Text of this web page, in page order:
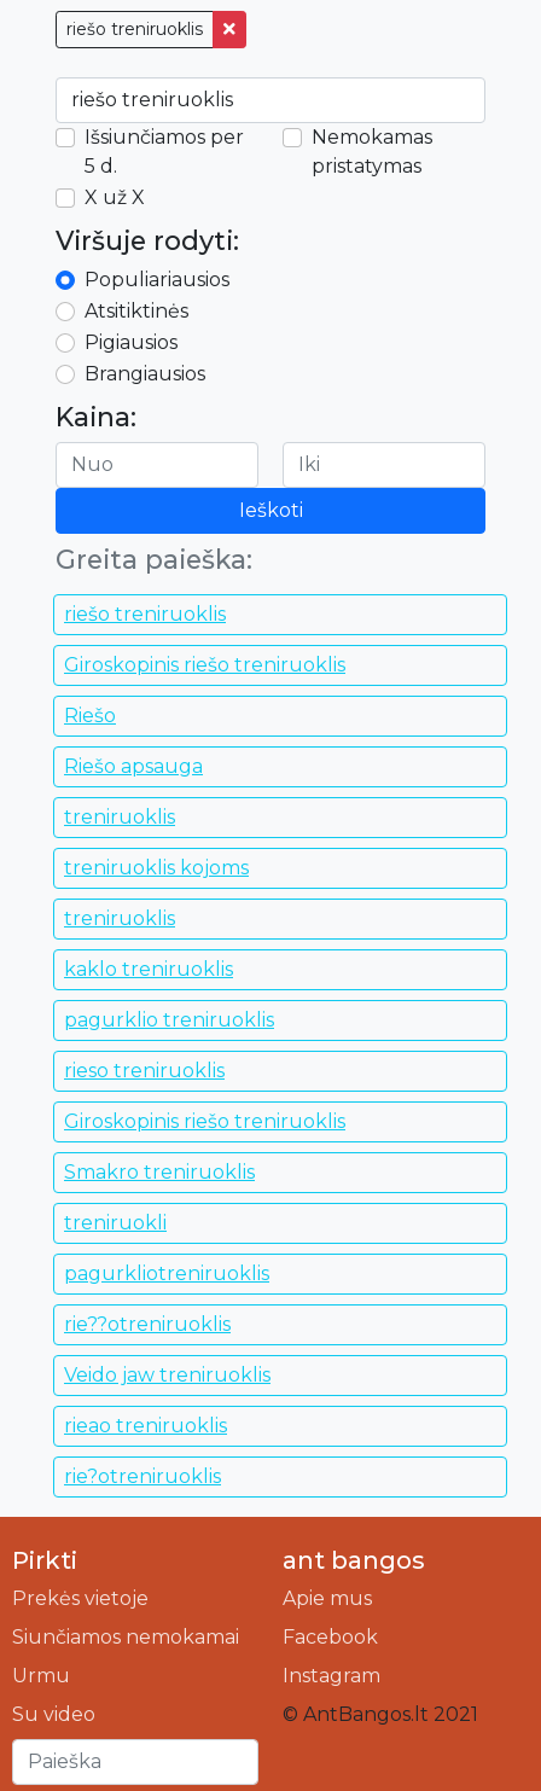
riešo treniruoklis
Išsiunčiamos per
5 d.
Nemokamas
pristatymas
X už X
Viršuje rodyti:
Populiariausios
Atsitiktinės
Pigiausios
Brangiausios
Kaina:
Ieškoti
Greita paieška:
riešo treniruoklis
Giroskopinis riešo treniruoklis
Riešo
Riešo apsauga
treniruoklis
treniruoklis kojoms
treniruoklis
kaklo treniruoklis
pagurklio treniruoklis
rieso treniruoklis
Giroskopinis riešo treniruoklis
Smakro treniruoklis
treniruokli
pagurkliotreniruoklis
rie??otreniruoklis
Veido jaw treniruoklis
rieao treniruoklis
rie?otreniruoklis
Pirkti
Prekės vietoje
Siunčiamos nemokamai
Urmu
Su video
ant bangos
Apie mus
Facebook
Instagram
© AntBangos.lt 2021